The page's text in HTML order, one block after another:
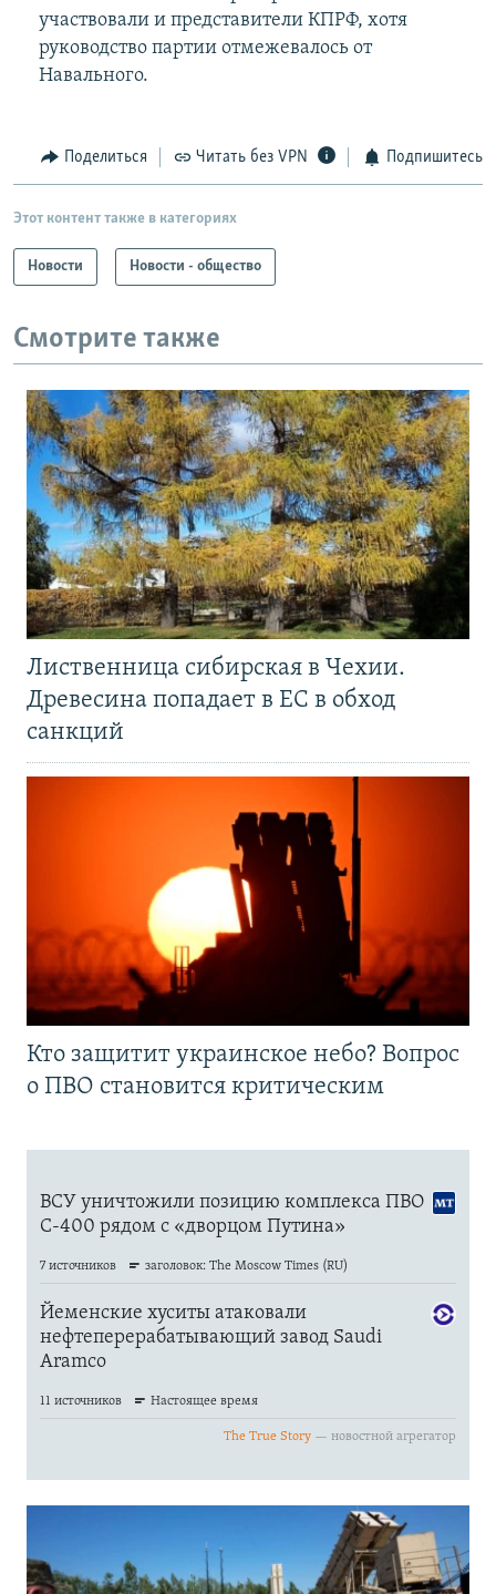
участвовали и представители КПРФ, хотя
руководство партии отмежевалось от
Навального.
Поделиться Читать без VPN Подпишитесь
Этот контент также в категориях
Новости Новости - общество
Смотрите также
Лиственница сибирская в Чехии.
Древесина попадает в ЕС в обход
санкций
Кто защитит украинское небо? Вопрос
о ПВО становится критическим